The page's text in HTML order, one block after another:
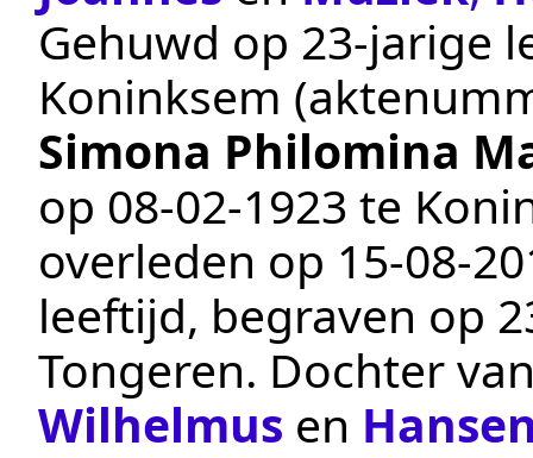
Gehuwd op 23-jarige
Koninksem
Simona Philomina
op 08‑02‑1923 te
overleden op
leeftijd, begraven op
Tongeren. Dochter
Wilhelmus en